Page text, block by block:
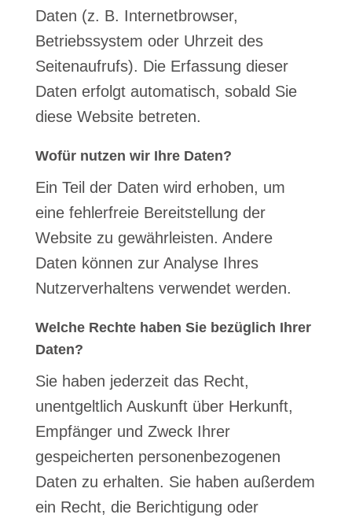
Daten (z. B. Internetbrowser,
Betriebssystem oder Uhrzeit des
Seitenaufrufs). Die Erfassung dieser
Daten erfolgt automatisch, sobald Sie
diese Website betreten.
Wofür nutzen wir Ihre Daten?
Ein Teil der Daten wird erhoben, um
eine fehlerfreie Bereitstellung der
Website zu gewährleisten. Andere
Daten können zur Analyse Ihres
Nutzerverhaltens verwendet werden.
Welche Rechte haben Sie bezüglich Ihrer
Daten?
Sie haben jederzeit das Recht,
unentgeltlich Auskunft über Herkunft,
Empfänger und Zweck Ihrer
gespeicherten personenbezogenen
Daten zu erhalten. Sie haben außerdem
ein Recht, die Berichtigung oder